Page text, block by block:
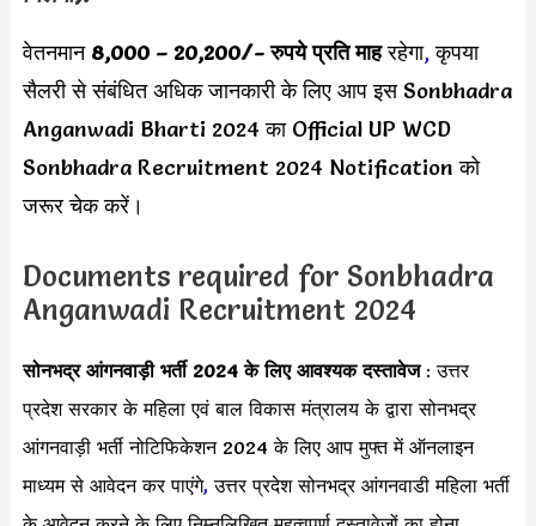
वेतनमान 8,000 – 20,200/- रुपयेप्रति माहरहेगा,कृपया
सैलरी से संबंधित अधिक जानकारी के लिए आप इस Sonbhadra
Anganwadi Bharti 2024 का Official UP WCD
Sonbhadra Recruitment 2024 Notification को
जरूर चेक करें।
Documents required for Sonbhadra
Anganwadi Recruitment 2024
सोनभद्र आंगनवाड़ी भर्ती 2024 के लिए आवश्यक दस्तावेज: उत्तर
प्रदेश सरकार के महिला एवं बाल विकास मंत्रालय के द्वारा सोनभद्र
आंगनवाड़ी भर्ती नोटिफिकेशन 2024 के लिए आप मुफ्त में ऑनलाइन
माध्यम से आवेदन कर पाएंगे,उत्तर प्रदेश सोनभद्र आंगनवाडी महिला भर्ती